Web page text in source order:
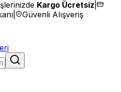
Kargo Ücretsiz
Güvenli Alışveriş